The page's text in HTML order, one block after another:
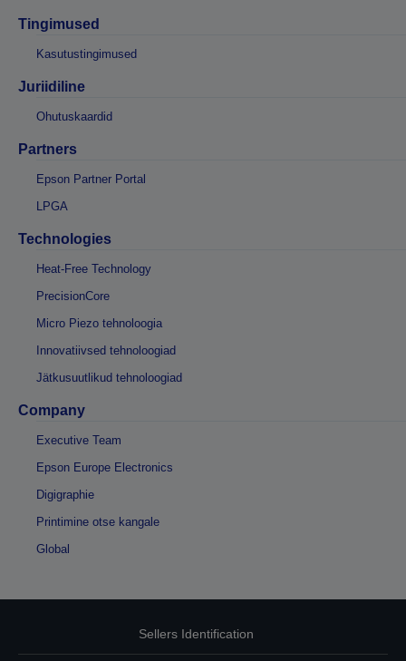
Tingimused
Kasutustingimused
Juriidiline
Ohutuskaardid
Partners
Epson Partner Portal
LPGA
Technologies
Heat-Free Technology
PrecisionCore
Micro Piezo tehnoloogia
Innovatiivsed tehnoloogiad
Jätkusuutlikud tehnoloogiad
Company
Executive Team
Epson Europe Electronics
Digigraphie
Printimine otse kangale
Global
Sellers Identification